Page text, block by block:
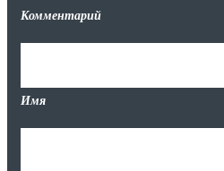
Комментарий
Имя